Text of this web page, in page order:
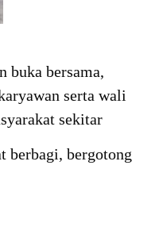
buka bersama,
serta wali
sekitar
berbagi, bergotong